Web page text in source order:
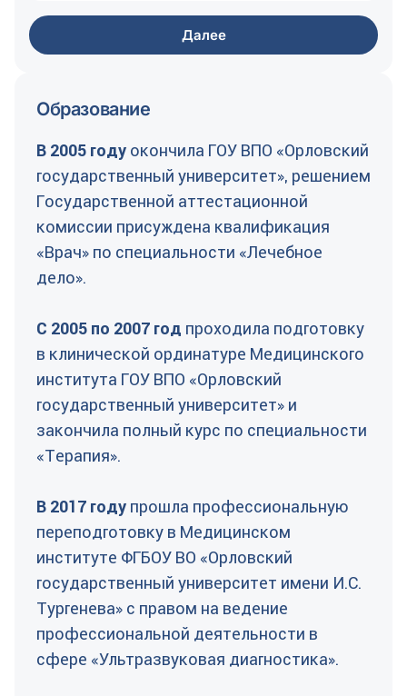
Далее
Образование
В 2005 году окончила ГОУ ВПО «Орловский
государственный университет», решением
Государственной аттестационной
комиссии присуждена квалификация
«Врач» по специальности «Лечебное
дело».
С 2005 по 2007 год проходила подготовку
в клинической ординатуре Медицинского
института ГОУ ВПО «Орловский
государственный университет» и
закончила полный курс по специальности
«Терапия».
В 2017 году прошла профессиональную
переподготовку в Медицинском
институте ФГБОУ ВО «Орловский
государственный университет имени И.С.
Тургенева» с правом на ведение
профессиональной деятельности в
сфере «Ультразвуковая диагностика».